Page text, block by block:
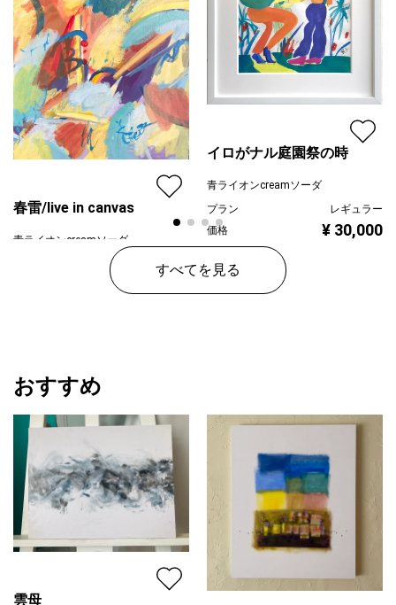
…………………………
春雷/live in canvas
青ライオンcreamソーダ
プレミアム
¥ 110,000
イロがナル庭園祭の時
青ライオンcreamソーダ
プラン
レギュラー
価格
¥ 30,000
すべてを見る
おすすめ
雲母